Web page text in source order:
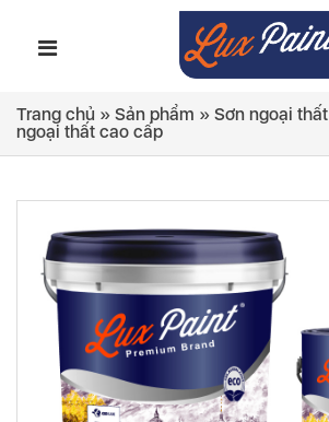
Trang chủ » Sản phẩm » Sơn ngoại thất
ngoại thất cao cấp